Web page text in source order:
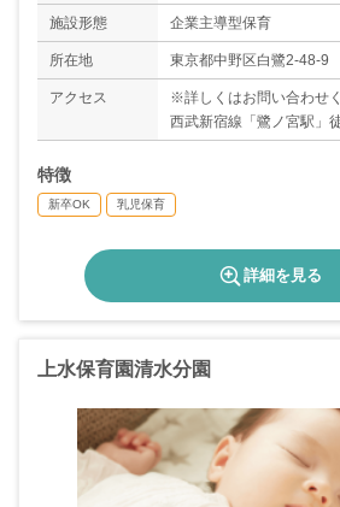
◇年末年始休暇
◇有給休暇
◇産休育休制度あり
＊年間休日数114日（企
施設形態 企業主導型保育
所在地 東京都中野区白鷺2-48-9
アクセス
※詳しくはお問い合わせく
西武新宿線「鷺ノ宮駅」
特徴
新卒OK 乳児保育
詳細を見る
上水保育園清水分園